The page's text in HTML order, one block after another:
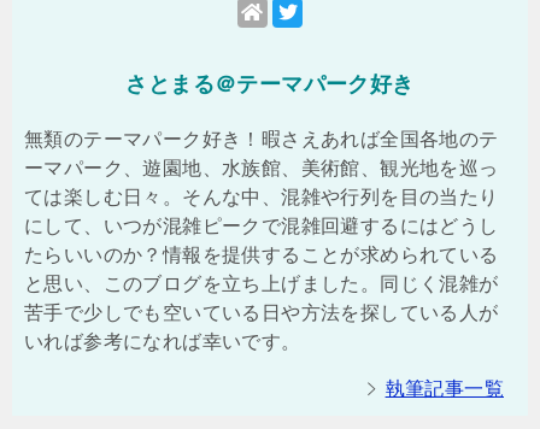
さとまる＠テーマパーク好き
無類のテーマパーク好き！暇さえあれば全国各地のテ
ーマパーク、遊園地、水族館、美術館、観光地を巡っ
ては楽しむ日々。そんな中、混雑や行列を目の当たり
にして、いつが混雑ピークで混雑回避するにはどうし
たらいいのか？情報を提供することが求められている
と思い、このブログを立ち上げました。同じく混雑が
苦手で少しでも空いている日や方法を探している人が
いれば参考になれば幸いです。
執筆記事一覧